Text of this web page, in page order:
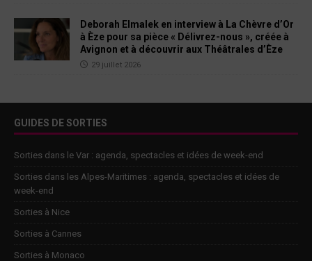
Deborah Elmalek en interview à La Chèvre d’Or
à Èze pour sa pièce « Délivrez-nous », créée à
Avignon et à découvrir aux Théâtrales d’Èze
29 juillet 2026
GUIDES DE SORTIES
Sorties dans le Var : agenda, spectacles et idées de week-end
Sorties dans les Alpes-Maritimes : agenda, spectacles et idées de
week-end
Sorties à Nice
Sorties à Cannes
Sorties à Monaco